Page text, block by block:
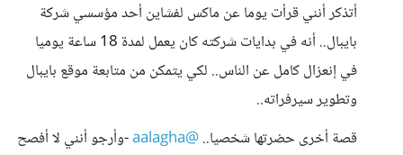
أتذكر أنني قرأت يوما عن ماكس لفشاين أحد مؤسسي شركة
بايبال.. أنه في بدايات شركته كان يعمل لمدة 18 ساعة يوميا
في إنعزال كامل عن الناس.. لكي يتمكن من متابعة موقع بايبال
وتطوير سيرفراته..
قصة أخرى حضرتها شخصيا..@aalagha
-وأرجو أنني لا أفصح